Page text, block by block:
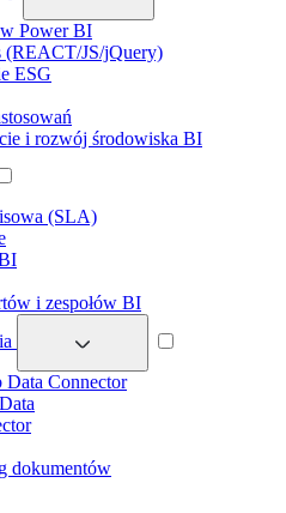
Power BI
(REACT/JS/jQuery)
ESG
i rozwój środowiska BI
(SLA)
i zespołów BI
Data Connector
dokumentów